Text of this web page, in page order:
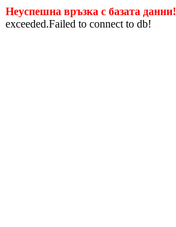
Неуспешна връзка с базата данни!
exceeded.Failed to connect to db!